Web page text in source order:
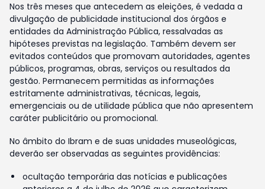
Nos três meses que antecedem as eleições, é vedada a
divulgação de publicidade institucional dos órgãos e
entidades da Administração Pública, ressalvadas as
hipóteses previstas na legislação. Também devem ser
evitados conteúdos que promovam autoridades, agentes
públicos, programas, obras, serviços ou resultados da
gestão. Permanecem permitidas as informações
estritamente administrativas, técnicas, legais,
emergenciais ou de utilidade pública que não apresentem
caráter publicitário ou promocional.
No âmbito do Ibram e de suas unidades museológicas,
deverão ser observadas as seguintes providências:
ocultação temporária das notícias e publicações